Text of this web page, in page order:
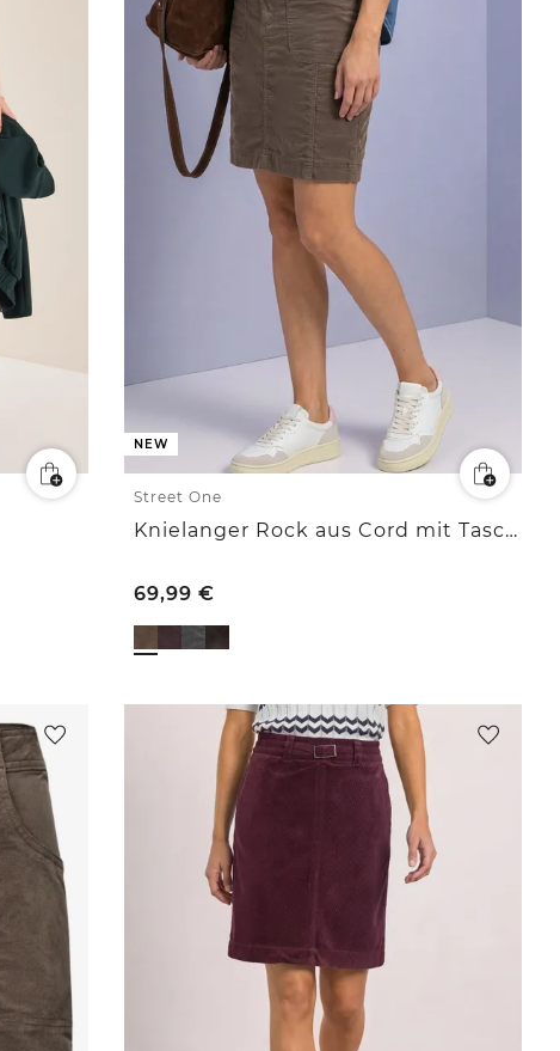
NEW
Street One
Knielanger Rock aus Cord mit Taschen
69,99€